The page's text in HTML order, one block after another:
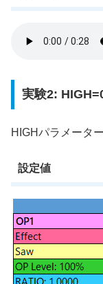
実験2:
HIGHパラメータ
設定値